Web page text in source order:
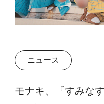
ニュース
モナキ、『すみな